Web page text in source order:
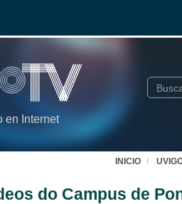
en Internet
Buscar
INICIO
do Campus de